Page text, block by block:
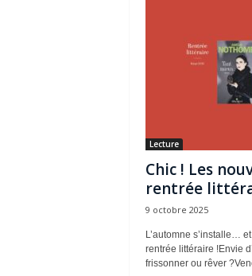
Lecture
Chic ! Les
rentrée
9 octobre 2025
L’automne s’installe…
rentrée littéraire !Envie
frissonner ou rêver